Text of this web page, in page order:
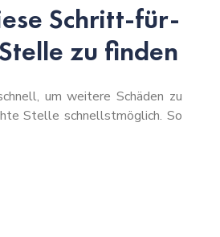
Schritt-für-
zu finden
um weitere Schäden zu
Stelle schnellstmöglich. So